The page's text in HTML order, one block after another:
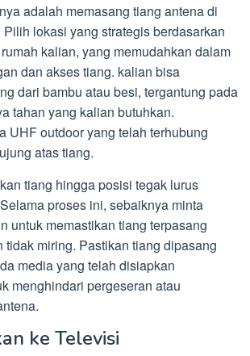
adalah memasang tiang antena di
lokasi yang strategis berdasarkan
kalian, yang memudahkan dalam
dan akses tiang. kalian bisa
dari bambu atau besi, tergantung pada
tahan yang kalian butuhkan.
UHF outdoor yang telah terhubung
atas tiang.
tiang hingga posisi tegak lurus
proses ini, sebaiknya minta
untuk memastikan tiang terpasang
tidak miring. Pastikan tiang dipasang
media yang telah disiapkan
menghindari pergeseran atau
ke Televisi